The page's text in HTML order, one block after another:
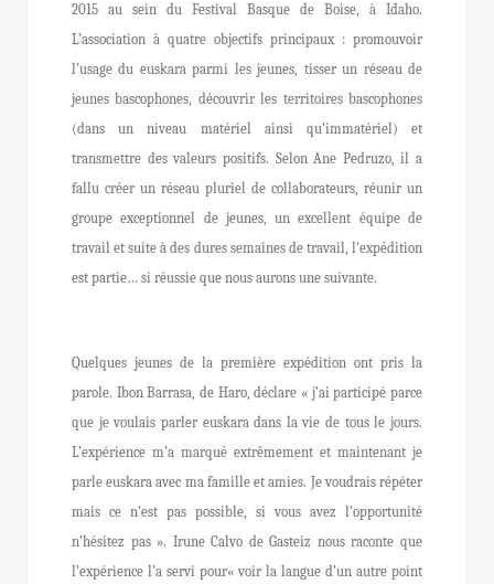
2015 au sein du Festival Basque de Boise, à Idaho.
L’association à quatre objectifs principaux : promouvoir
l’usage du euskara parmi les jeunes, tisser un réseau de
jeunes bascophones, découvrir les territoires bascophones
(dans un niveau matériel ainsi qu’immatériel) et
transmettre des valeurs positifs. Selon Ane Pedruzo, il a
fallu créer un réseau pluriel de collaborateurs, réunir un
groupe exceptionnel de jeunes, un excellent équipe de
travail et suite à des dures semaines de travail, l’expédition
est partie… si réussie que nous aurons une suivante.
Quelques jeunes de la première expédition ont pris la
parole. Ibon Barrasa, de Haro, déclare « j’ai participé parce
que je voulais parler euskara dans la vie de tous le jours.
L’expérience m’a marqué extrêmement et maintenant je
parle euskara avec ma famille et amies. Je voudrais répéter
mais ce n’est pas possible, si vous avez l’opportunité
n’hésitez pas ». Irune Calvo de Gasteiz nous raconte que
l’expérience l’a servi pour« voir la langue d’un autre point